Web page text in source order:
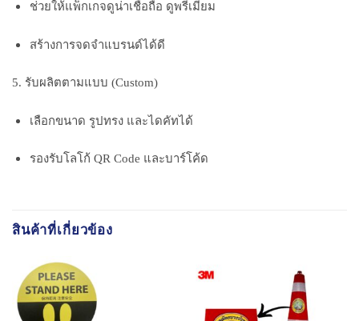
ช่วยให้แพ็กเกจดูน่าเชื่อถือ ดูพรีเมียม
สร้างการจดจำแบรนด์ได้ดี
5. รับผลิตตามแบบ (Custom)
เลือกขนาด รูปทรง และไดคัทได้
รองรับโลโก้ QR Code และบาร์โค้ด
สินค้าที่เกี่ยวข้อง